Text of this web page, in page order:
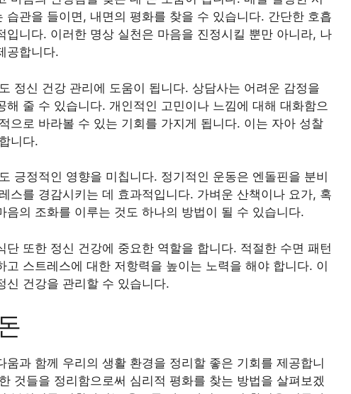
습관을 들이면, 내면의 평화를 찾을 수 있습니다. 간단한 호흡
입니다. 이러한 명상 실천은 마음을 진정시킬 뿐만 아니라, 나
공합니다.
정신 건강 관리에 도움이 됩니다. 상담사는 어려운 감정을
줄 수 있습니다. 개인적인 고민이나 느낌에 대해 대화함으
으로 바라볼 수 있는 기회를 가지게 됩니다. 이는 자아 성찰
니다.
긍정적인 영향을 미칩니다. 정기적인 운동은 엔돌핀을 분비
스를 경감시키는 데 효과적입니다. 가벼운 산책이나 요가, 혹
음의 조화를 이루는 것도 하나의 방법이 될 수 있습니다.
단 또한 정신 건강에 중요한 역할을 합니다. 적절한 수면 패턴
스트레스에 대한 저항력을 높이는 노력을 해야 합니다. 이
신 건강을 관리할 수 있습니다.
과 함께 우리의 생활 환경을 정리할 좋은 기회를 제공합니
것들을 정리함으로써 심리적 평화를 찾는 방법을 살펴보겠